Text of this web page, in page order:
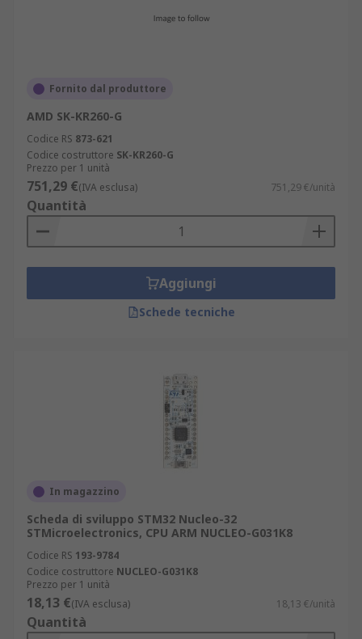
Fornito dal produttore
AMD SK-KR260-G
Codice RS 873-621
Codice costruttore SK-KR260-G
Prezzo per 1 unità
751,29 €(IVA esclusa) 751,29 €/unità
Quantità
Aggiungi
Schede tecniche
In magazzino
Scheda di sviluppo STM32 Nucleo-32
STMicroelectronics, CPU ARM NUCLEO-G031K8
Codice RS 193-9784
Codice costruttore NUCLEO-G031K8
Prezzo per 1 unità
18,13 €(IVA esclusa) 18,13 €/unità
Quantità